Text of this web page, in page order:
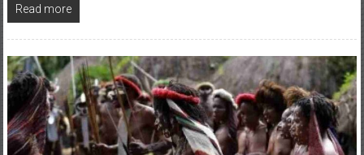
Read more